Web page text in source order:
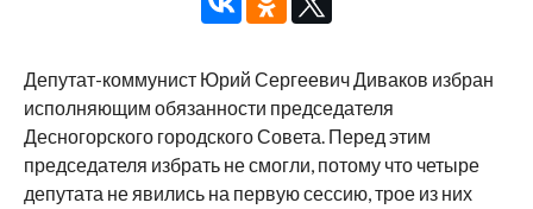
Депутат-коммунист Юрий Сергеевич Диваков избран
исполняющим обязанности председателя
Десногорского городского Совета. Перед этим
председателя избрать не смогли, потому что четыре
депутата не явились на первую сессию, трое из них